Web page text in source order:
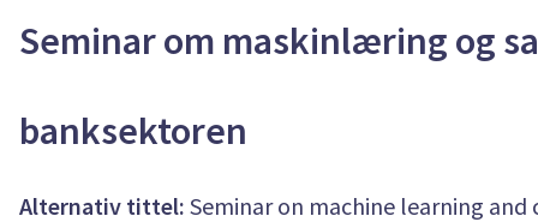
Seminar om maskinlæring og
banksektoren
Alternativ tittel: Seminar on machine learning